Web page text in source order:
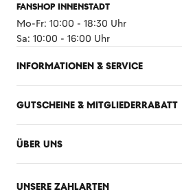
FANSHOP INNENSTADT
Mo-Fr: 10:00 - 18:30 Uhr
Sa: 10:00 - 16:00 Uhr
INFORMATIONEN & SERVICE
GUTSCHEINE & MITGLIEDERRABATT
ÜBER UNS
UNSERE ZAHLARTEN